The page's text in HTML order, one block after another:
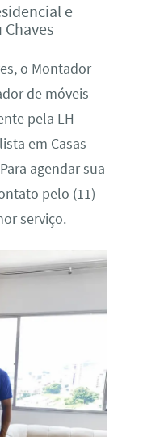
e
o Montador
de móveis
pela LH
em Casas
agendar sua
pelo (11)
serviço.